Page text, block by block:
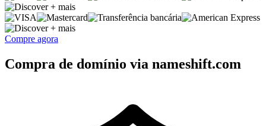
+ mais
+ mais
Compre agora
Compra de domínio via nameshift.com